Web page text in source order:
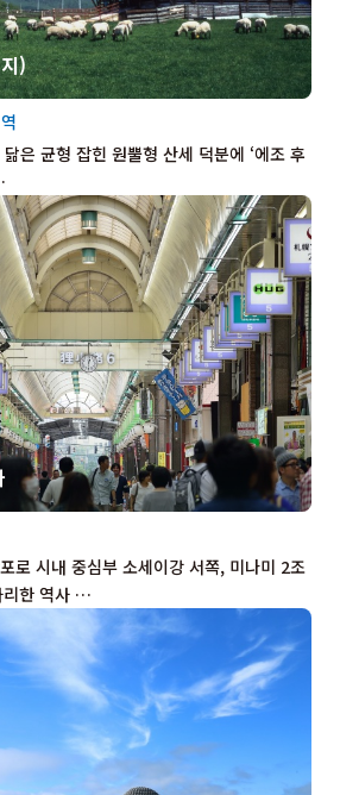
)
은 균형 잡힌 원뿔형 산세 덕분에 ‘에조 후
로 시내 중심부 소세이강 서쪽, 미나미 2조
리한 역사 …